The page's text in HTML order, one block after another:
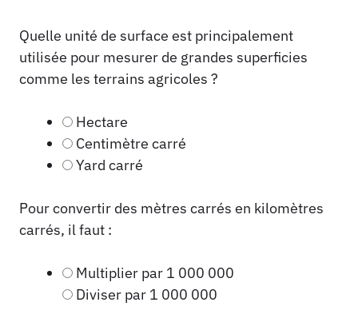
Quelle unité de surface est principalement
utilisée pour mesurer de grandes superficies
comme les terrains agricoles ?
Hectare
Centimètre carré
Yard carré
Pour convertir des mètres carrés en kilomètres
carrés, il faut :
Multiplier par 1 000 000
Diviser par 1 000 000